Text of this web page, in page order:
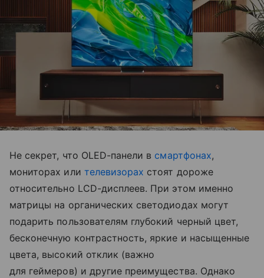
Не секрет, что OLED-панели в смартфонах,
мониторах или телевизорах стоят дороже
относительно LCD-дисплеев. При этом именно
матрицы на органических светодиодах могут
подарить пользователям глубокий черный цвет,
бесконечную контрастность, яркие и насыщенные
цвета, высокий отклик (важно
для геймеров) и другие преимущества. Однако